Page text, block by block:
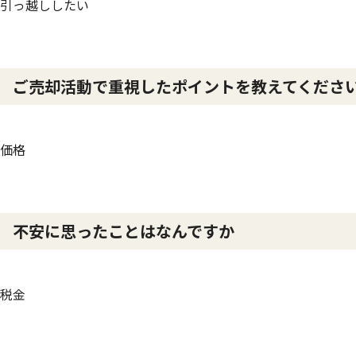
引っ越ししたい
ご売却活動で重視したポイントを教えてくださ
価格
不安に思ったことはなんですか
税金